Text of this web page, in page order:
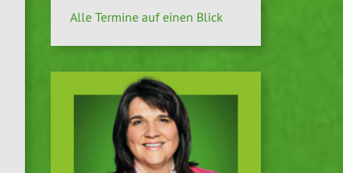
Alle Termine auf einen Blick